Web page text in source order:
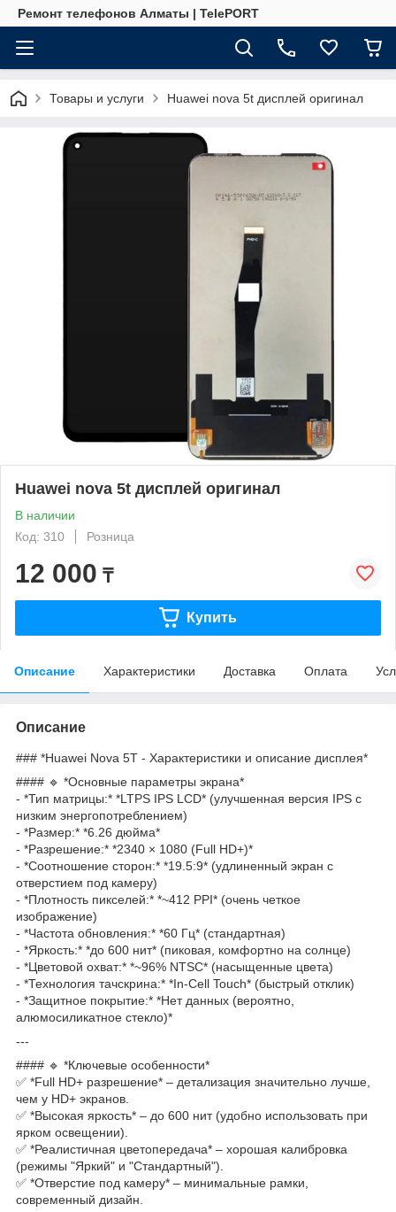
Ремонт телефонов Алматы | TelePORT
Товары и услуги Huawei nova 5t дисплей оригинал
Huawei nova 5t дисплей оригинал
В наличии
Код: 310
Розница
12 000 ₸
Купить
Описание Характеристики Доставка Оплата
Описание
### *Huawei Nova 5T - Характеристики и описание дисплея*
#### 🔹 *Основные параметры экрана*
- *Тип матрицы:* *LTPS IPS LCD* (улучшенная версия IPS с
низким энергопотреблением)
- *Размер:* *6.26 дюйма*
- *Разрешение:* *2340 × 1080 (Full HD+)*
- *Соотношение сторон:* *19.5:9* (удлиненный экран с
отверстием под камеру)
- *Плотность пикселей:* *~412 PPI* (очень четкое
изображение)
- *Частота обновления:* *60 Гц* (стандартная)
- *Яркость:* *до 600 нит* (пиковая, комфортно на солнце)
- *Цветовой охват:* *~96% NTSC* (насыщенные цвета)
- *Технология тачскрина:* *In-Cell Touch* (быстрый отклик)
- *Защитное покрытие:* *Нет данных (вероятно,
алюмосиликатное стекло)*
---
#### 🔹 *Ключевые особенности*
✅ *Full HD+ разрешение* – детализация значительно лучше,
чем у HD+ экранов.
✅ *Высокая яркость* – до 600 нит (удобно использовать при
ярком освещении).
✅ *Реалистичная цветопередача* – хорошая калибровка
(режимы "Яркий" и "Стандартный").
✅ *Отверстие под камеру* – минимальные рамки,
современный дизайн.